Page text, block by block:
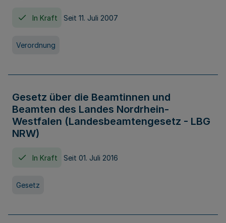
In Kraft Seit 11. Juli 2007
Verordnung
Gesetz über die Beamtinnen und
Beamten des Landes Nordrhein-
Westfalen (Landesbeamtengesetz - LBG
NRW)
In Kraft Seit 01. Juli 2016
Gesetz